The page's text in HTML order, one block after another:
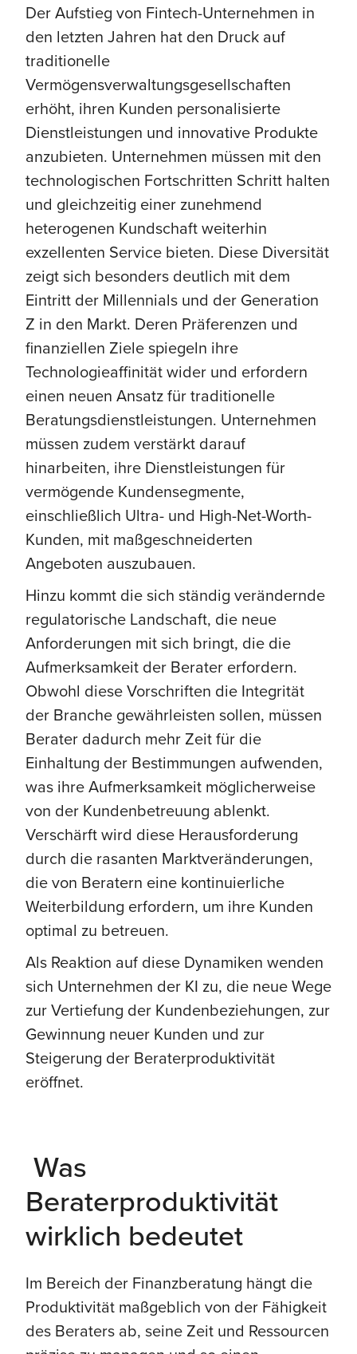
Der Aufstieg von Fintech-Unternehmen in
den letzten Jahren hat den Druck auf
traditionelle
Vermögensverwaltungsgesellschaften
erhöht, ihren Kunden personalisierte
Dienstleistungen und innovative Produkte
anzubieten. Unternehmen müssen mit den
technologischen Fortschritten Schritt halten
und gleichzeitig einer zunehmend
heterogenen Kundschaft weiterhin
exzellenten Service bieten. Diese Diversität
zeigt sich besonders deutlich mit dem
Eintritt der Millennials und der Generation
Z in den Markt. Deren Präferenzen und
finanziellen Ziele spiegeln ihre
Technologieaffinität wider und erfordern
einen neuen Ansatz für traditionelle
Beratungsdienstleistungen. Unternehmen
müssen zudem verstärkt darauf
hinarbeiten, ihre Dienstleistungen für
vermögende Kundensegmente,
einschließlich Ultra- und High-Net-Worth-
Kunden, mit maßgeschneiderten
Angeboten auszubauen.
Hinzu kommt die sich ständig verändernde
regulatorische Landschaft, die neue
Anforderungen mit sich bringt, die die
Aufmerksamkeit der Berater erfordern.
Obwohl diese Vorschriften die Integrität
der Branche gewährleisten sollen, müssen
Berater dadurch mehr Zeit für die
Einhaltung der Bestimmungen aufwenden,
was ihre Aufmerksamkeit möglicherweise
von der Kundenbetreuung ablenkt.
Verschärft wird diese Herausforderung
durch die rasanten Marktveränderungen,
die von Beratern eine kontinuierliche
Weiterbildung erfordern, um ihre Kunden
optimal zu betreuen.
Als Reaktion auf diese Dynamiken wenden
sich Unternehmen der KI zu, die neue Wege
zur Vertiefung der Kundenbeziehungen, zur
Gewinnung neuer Kunden und zur
Steigerung der Beraterproduktivität
eröffnet.
Was
Beraterproduktivität
wirklich bedeutet
Im Bereich der Finanzberatung hängt die
Produktivität maßgeblich von der Fähigkeit
des Beraters ab, seine Zeit und Ressourcen